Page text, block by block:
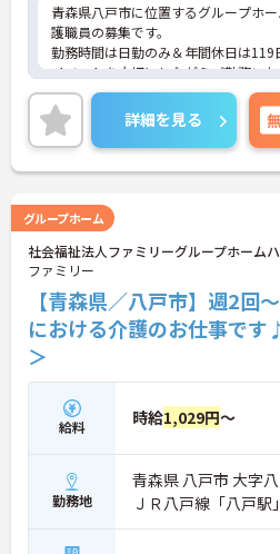
青森県八戸市に位置するグループホ
護職員の募集です。
勤務時間は日勤のみ＆年間休日は119
イベートを大切にしながらご勤務い
ご興味のある方には、面接対策ポイ
に詳細をご案内しますのでお気軽にご
い！
詳細を見る
グループホーム
社会福祉法人ファミリーグループホーム
ファミリー
【青森県／八戸市】週2回
における介護のお仕事で
＞
給料 時給1,029円～
勤務地
青森県 八戸市 大字
ＪＲ八戸線「八戸